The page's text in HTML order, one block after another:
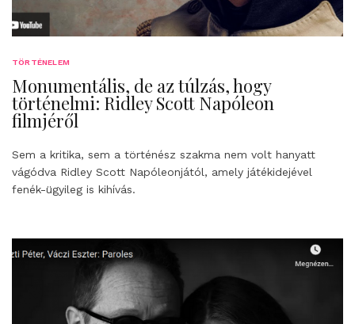
TÖRTÉNELEM
Monumentális, de az túlzás, hogy
történelmi: Ridley Scott Napóleon
filmjéről
Sem a kritika, sem a történész szakma nem volt hanyatt
vágódva Ridley Scott Napóleonjától, amely játékidejével
fenék-ügyileg is kihívás.